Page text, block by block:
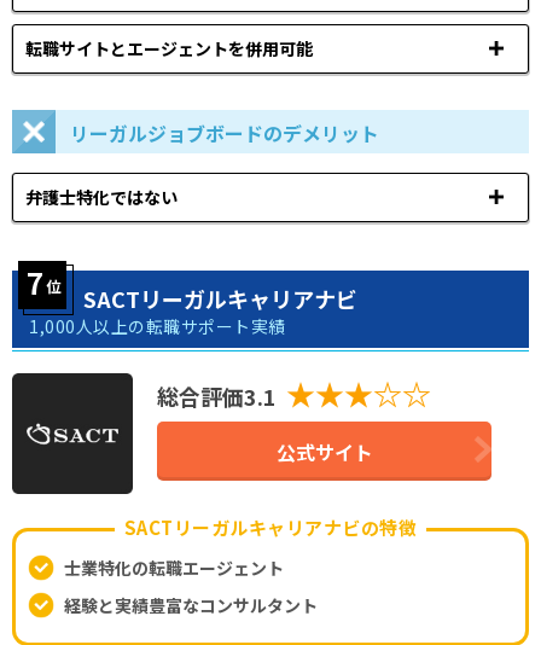
転職サイトとエージェントを併用可能
リーガルジョブボードのデメリット
弁護士特化ではない
SACTリーガルキャリアナビ
1,000人以上の転職サポート実績
総合評価3.1 ★★★☆☆
公式サイト
SACTリーガルキャリアナビの特徴
士業特化の転職エージェント
経験と実績豊富なコンサルタント